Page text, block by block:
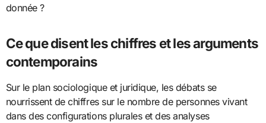
donnée ?
Ce que disent les chiffres et les arguments
contemporains
Sur le plan sociologique et juridique, les débats se
nourrissent de chiffres sur le nombre de personnes vivant
dans des configurations plurales et des analyses